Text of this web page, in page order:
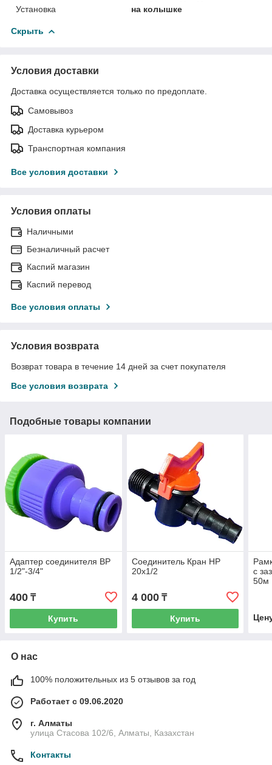
Установка
на колышке
Скрыть
Условия доставки
Доставка осуществляется только по предоплате.
Самовывоз
Доставка курьером
Транспортная компания
Все условия доставки
Условия оплаты
Наличными
Безналичный расчет
Каспий магазин
Каспий перевод
Все условия оплаты
Условия возврата
Возврат товара в течение 14 дней за счет покупателя
Все условия возврата
Подобные товары компании
Адаптер соединителя ВР
1/2"-3/4"
400 ₸
Купить
Соединитель Кран НР
20х1/2
4 000₸
Купить
с
50м
О нас
100% положительных из 5 отзывов за год
Работает с 09.06.2020
г. Алматы
улица Стасова 102/6, Алматы, Казахстан
Контакты